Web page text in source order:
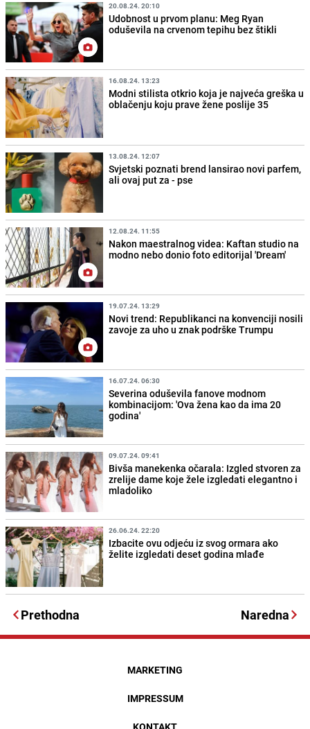
20.08.24. 20:10
Udobnost u prvom planu: Meg Ryan
oduševila na crvenom tepihu bez štikli
16.08.24. 13:23
Modni stilista otkrio koja je najveća greška u
oblačenju koju prave žene poslije 35
13.08.24. 12:07
Svjetski poznati brend lansirao novi parfem,
ali ovaj put za - pse
12.08.24. 11:55
Nakon maestralnog videa: Kaftan studio na
modno nebo donio foto editorijal 'Dream'
19.07.24. 13:29
Novi trend: Republikanci na konvenciji nosili
zavoje za uho u znak podrške Trumpu
16.07.24. 06:30
Severina oduševila fanove modnom
kombinacijom: 'Ova žena kao da ima 20
godina'
09.07.24. 09:41
Bivša manekenka očarala: Izgled stvoren za
zrelije dame koje žele izgledati elegantno i
mladoliko
26.06.24. 22:20
Izbacite ovu odjeću iz svog ormara ako
želite izgledati deset godina mlađe
Prethodna Naredna
MARKETING
IMPRESSUM